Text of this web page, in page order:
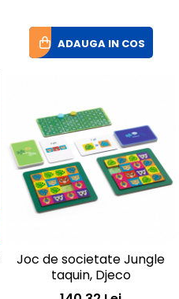
ADAUGA IN COS
Joc de societate Jungle
taquin, Djeco